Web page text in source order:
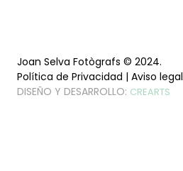
Joan Selva Fotògrafs © 2024.
Política de Privacidad | Aviso legal
DISEÑO Y DESARROLLO: CREARTS